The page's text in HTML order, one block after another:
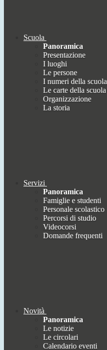
Scuola
Panoramica
Presentazione
I luoghi
Le persone
I numeri della scuola
Le carte della scuola
Organizzazione
La storia
Servizi
Panoramica
Famiglie e studenti
Personale scolastico
Percorsi di studio
Videocorsi
Domande frequenti
Novità
Panoramica
Le notizie
Le circolari
Calendario eventi